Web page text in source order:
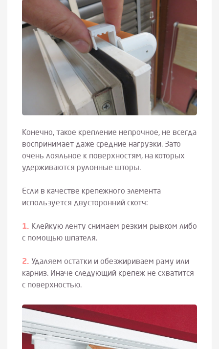
Конечно, такое крепление непрочное, не всегда
воспринимает даже средние нагрузки. Зато
очень лояльное к поверхностям, на которых
удерживаются рулонные шторы.
Если в качестве крепежного элемента
используется двусторонний скотч:
Клейкую ленту снимаем резким рывком либо
с помощью шпателя.
Удаляем остатки и обезжириваем раму или
карниз. Иначе следующий крепеж не схватится
с поверхностью.